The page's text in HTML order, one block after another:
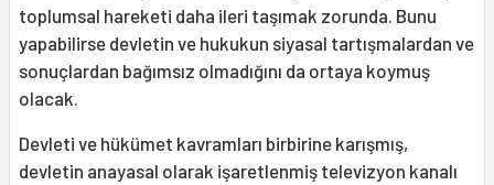
toplumsal hareketi daha ileri taşımak zorunda. Bunu
yapabilirse devletin ve hukukun siyasal tartışmalardan ve
sonuçlardan bağımsız olmadığını da ortaya koymuş
olacak.
Devleti ve hükümet kavramları birbirine karışmış,
devletin anayasal olarak işaretlenmiş televizyon kanalı